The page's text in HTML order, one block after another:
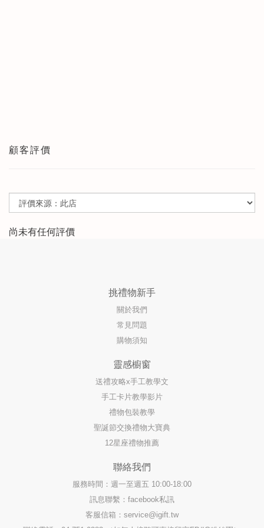
顧客評價
尚未有任何評價
挑禮物新手
關於我們
常見問題
購物須知
靈感櫥窗
送禮攻略x手工教學文
手工卡片教學影片
禮物包裝教學
聖誕節交換禮物大寶典
12星座禮物推薦
聯絡我們
服務時間：週一至週五 10:00-18:00
訊息聯繫：facebook私訊
客服信箱： service@igift.tw